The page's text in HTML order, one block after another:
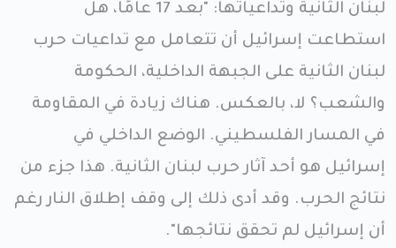
لبنان الثانية وتداعياتها: "بعد 17 عامًا، هل
استطاعت إسرائيل أن تتعامل مع تداعيات حرب
لبنان الثانية على الجبهة الداخلية، الحكومة
والشعب؟ لا، بالعكس. هناك زيادة في المقاومة
في المسار الفلسطيني. الوضع الداخلي في
إسرائيل هو أحد آثار حرب لبنان الثانية. هذا جزء من
نتائج الحرب. وقد أدى ذلك إلى وقف إطلاق النار رغم
أن إسرائيل لم تحقق نتائجها".